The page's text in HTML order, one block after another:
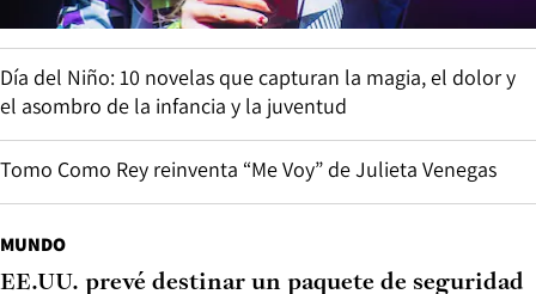
Día del Niño: 10 novelas que capturan la magia, el dolor y
el asombro de la infancia y la juventud
Tomo Como Rey reinventa “Me Voy” de Julieta Venegas
MUNDO
EE.UU. prevé destinar un paquete de seguridad